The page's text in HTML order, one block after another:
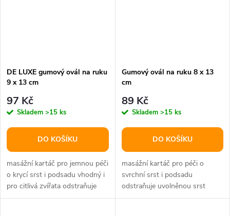
DE LUXE gumový ovál na ruku
9 x 13 cm
97 Kč
Skladem >15 ks
DO KOŠÍKU
masážní kartáč pro jemnou péči
o krycí srst i podsadu vhodný i
pro citlivá zvířata odstraňuje
uvolněnou srst...
Gumový ovál na ruku 8 x 13
cm
89 Kč
Skladem >15 ks
DO KOŠÍKU
masážní kartáč pro péči o
svrchní srst i podsadu
odstraňuje uvolněnou srst
vhodnýi pro citlivá zvířata s